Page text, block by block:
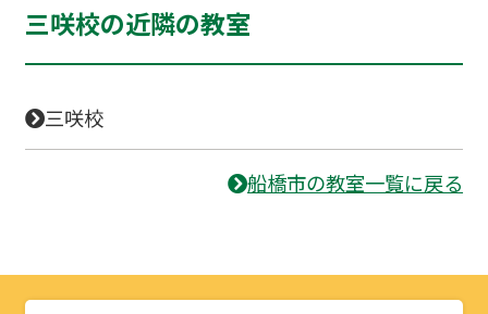
三咲校の近隣の教室
三咲校
船橋市の教室一覧に戻る